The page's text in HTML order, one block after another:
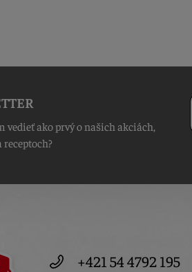
vedieť ako prvý o našich akciách,
+421 54 4792 195